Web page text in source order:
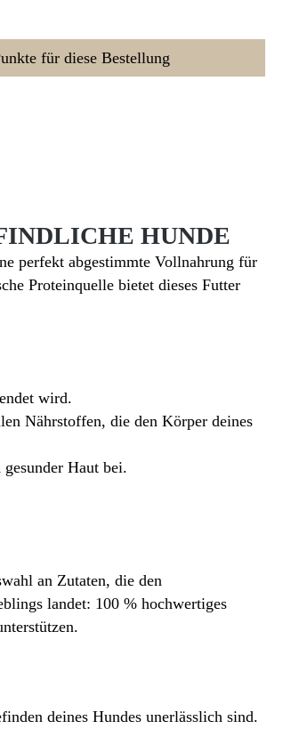
für diese Bestellung
HUNDE
perfekt abgestimmte Vollnahrung für
Proteinquelle bietet dieses Futter
wird.
Nährstoffen, die den Körper deines
Haut bei.
an Zutaten, die den
landet: 100 % hochwertiges
deines Hundes unerlässlich sind.